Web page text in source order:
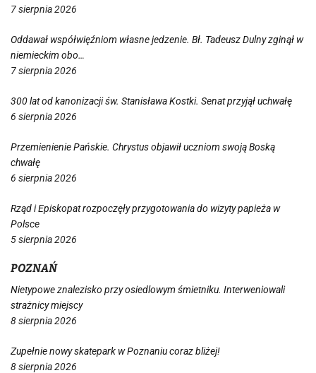
7 sierpnia 2026
Oddawał współwięźniom własne jedzenie. Bł. Tadeusz Dulny zginął w
niemieckim obo…
7 sierpnia 2026
300 lat od kanonizacji św. Stanisława Kostki. Senat przyjął uchwałę
6 sierpnia 2026
Przemienienie Pańskie. Chrystus objawił uczniom swoją Boską
chwałę
6 sierpnia 2026
Rząd i Episkopat rozpoczęły przygotowania do wizyty papieża w
Polsce
5 sierpnia 2026
POZNAŃ
Nietypowe znalezisko przy osiedlowym śmietniku. Interweniowali
strażnicy miejscy
8 sierpnia 2026
Zupełnie nowy skatepark w Poznaniu coraz bliżej!
8 sierpnia 2026